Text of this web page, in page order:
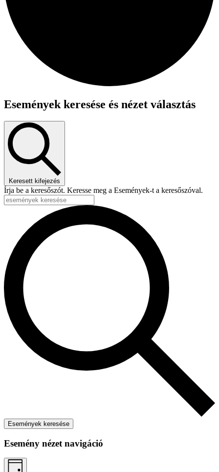
Események keresése és nézet választás
Keresett kifejezés
Írja be a keresőszót. Keresse meg a Események-t a keresőszóval.
Események keresése
Esemény nézet navigáció